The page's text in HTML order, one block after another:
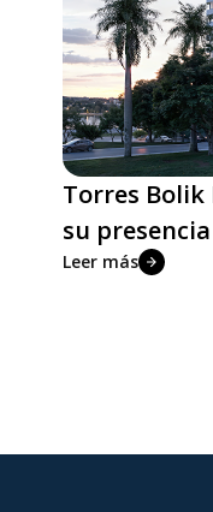
Torres Bolik
su
Leer más